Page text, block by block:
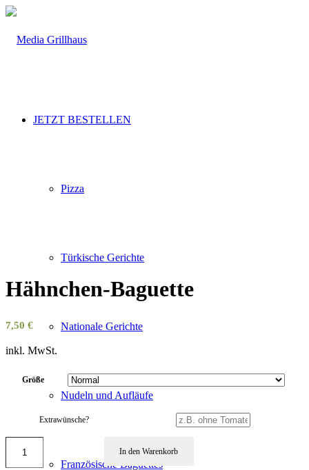
JETZT BESTELLEN
Pizza
Türkische Gerichte
Nationale Gerichte
Nudeln und Aufläufe
Französische Baguettes
Hähnchen-Baguette
7,50 €
inkl. MwSt.
Größe
Extrawünsche?
In den Warenkorb